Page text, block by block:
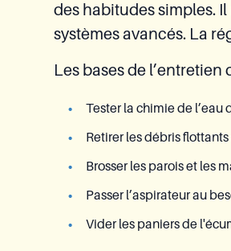
des habitudes simples.
systèmes avancés. La
Les bases de
Tester la chimie de l’eau
Retirer les débris
Brosser les parois et les
Passer l’aspirateur au
Vider les paniers de